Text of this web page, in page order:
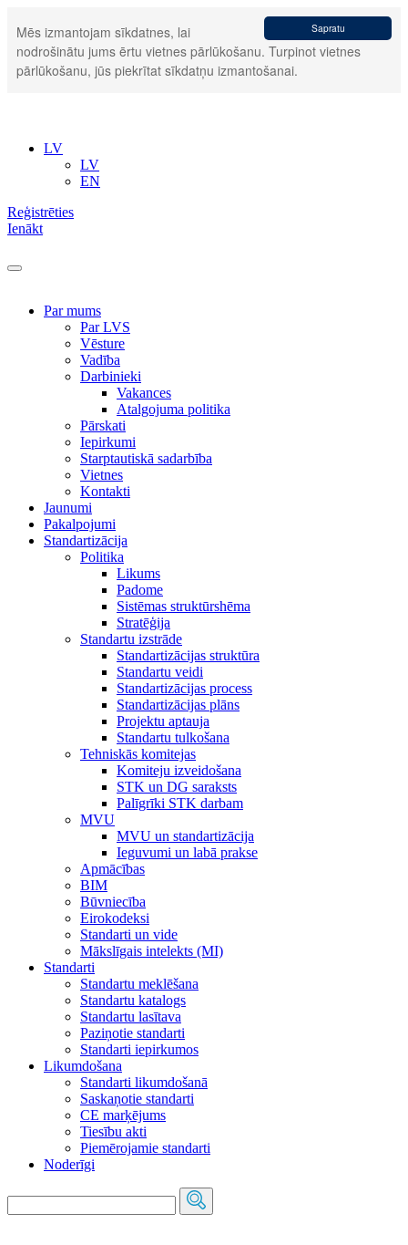
Sapratu
Mēs izmantojam sīkdatnes, lai
nodrošinātu jums ērtu vietnes pārlūkošanu. Turpinot vietnes
pārlūkošanu, jūs piekrītat sīkdatņu izmantošanai.
LV
LV
EN
Reģistrēties
Ienākt
Par mums
Par LVS
Vēsture
Vadība
Darbinieki
Vakances
Atalgojuma politika
Pārskati
Iepirkumi
Starptautiskā sadarbība
Vietnes
Kontakti
Jaunumi
Pakalpojumi
Standartizācija
Politika
Likums
Padome
Sistēmas struktūrshēma
Stratēģija
Standartu izstrāde
Standartizācijas struktūra
Standartu veidi
Standartizācijas process
Standartizācijas plāns
Projektu aptauja
Standartu tulkošana
Tehniskās komitejas
Komiteju izveidošana
STK un DG saraksts
Palīgrīki STK darbam
MVU
MVU un standartizācija
Ieguvumi un labā prakse
Apmācības
BIM
Būvniecība
Eirokodeksi
Standarti un vide
Mākslīgais intelekts (MI)
Standarti
Standartu meklēšana
Standartu katalogs
Standartu lasītava
Paziņotie standarti
Standarti iepirkumos
Likumdošana
Standarti likumdošanā
Saskaņotie standarti
CE marķējums
Tiesību akti
Piemērojamie standarti
Noderīgi